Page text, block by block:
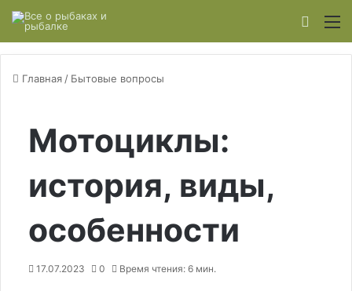
Главная / Бытовые вопросы
Мотоциклы:
история, виды,
особенности
17.07.2023 0 Время чтения: 6 мин.